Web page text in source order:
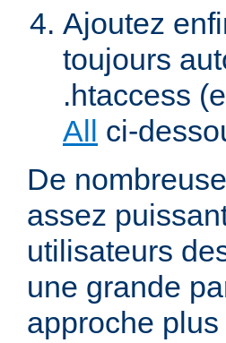
Ajoutez
toujours
.htaccess
All ci-
De
assez
utilisateurs
une grande
approche